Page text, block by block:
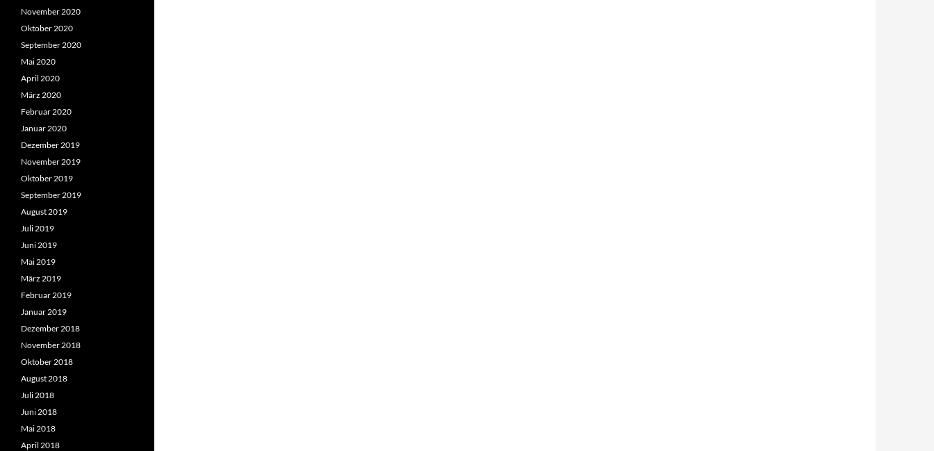
November 2020
Oktober 2020
September 2020
Mai 2020
April 2020
März 2020
Februar 2020
Januar 2020
Dezember 2019
November 2019
Oktober 2019
September 2019
August 2019
Juli 2019
Juni 2019
Mai 2019
März 2019
Februar 2019
Januar 2019
Dezember 2018
November 2018
Oktober 2018
August 2018
Juli 2018
Juni 2018
Mai 2018
April 2018